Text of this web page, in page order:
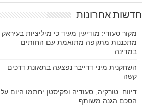
חדשות אחרונות
מקור סעודי: מודיעין מעיד כי מיליציות בעיראק
מתכננות מתקפה מתואמת עם החותים
במדינה
השחקנית מיני דרייבר נפצעה בתאונת דרכים
קשה
דיווח: טורקיה, סעודיה ופקיסטן יחתמו היום על
הסכם הגנה משותף